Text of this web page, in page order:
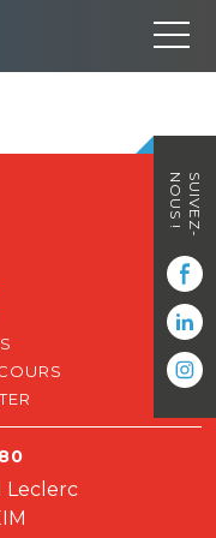
Leclerc
SUIVEZ-
NOUS !